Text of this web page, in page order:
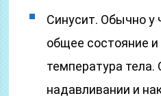
Синусит. Обычно у
общее состояние
температура тела.
надавливании и